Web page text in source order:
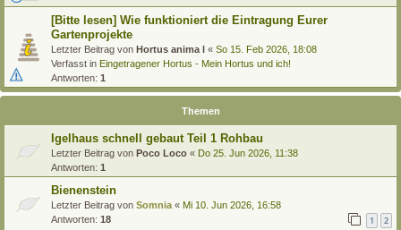
[Bitte lesen] Wie funktioniert die Eintragung Eurer
Gartenprojekte
Letzter Beitrag von Hortus anima l « So 15. Feb 2026, 18:08
Verfasst in Eingetragener Hortus - Mein Hortus und ich!
Antworten: 1
Themen
Igelhaus schnell gebaut Teil 1 Rohbau
Letzter Beitrag von Poco Loco « Do 25. Jun 2026, 11:38
Antworten: 1
Bienenstein
Letzter Beitrag von Somnia « Mi 10. Jun 2026, 16:58
Antworten: 18 1 2